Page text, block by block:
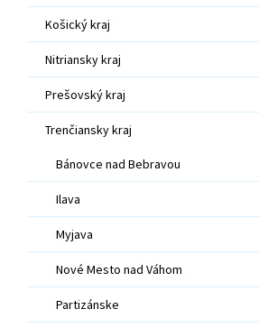
Košický kraj
Nitriansky kraj
Prešovský kraj
Trenčiansky kraj
Bánovce nad Bebravou
Ilava
Myjava
Nové Mesto nad Váhom
Partizánske